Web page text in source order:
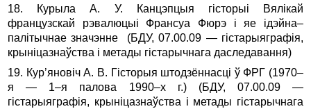
18. Курыла А. У. Канцэпцыя гісторыі Вялікай
французскай рэвалюцыі Франсуа Фюрэ і яе ідэйна–
палітычнае значэнне (БДУ, 07.00.09 — гістарыяграфія,
крыніцазнаўства і метады гістарычнага даследавання)
19. Кур’яновіч А. В. Гісторыя штодзённасці ў ФРГ (1970–
я — 1–я палова 1990–х г.) (БДУ, 07.00.09 —
гістарыяграфія, крыніцазнаўства і метады гістарычнага